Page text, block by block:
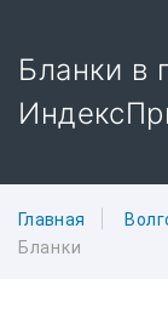
Бланки в
Главная
Бланки